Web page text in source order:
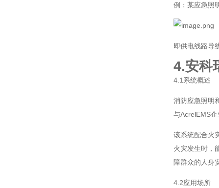
例：某应急照
即供电线路导
4.安科
4.1系统概述
消防应急照明
与AcrelEMS
该系统配合火
火灾发生时，
障群众的人身
4.2应用场所